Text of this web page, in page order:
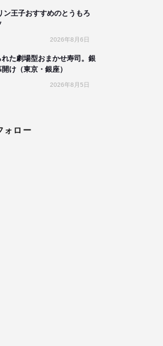
ン王子おすすめのとうもろ
2026年8月6日
た劇場型おまかせ寿司。銀
け（東京・銀座）
2026年8月5日
ォロー